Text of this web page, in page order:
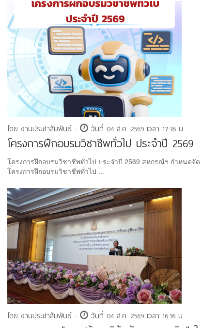
โดย งานประชาสัมพันธ์ - วันที่ 04 ส.ค. 2569 เวลา 17:36 น.
โครงการฝึกอบรมวิชาชีพทั่วไป ประจำปี 2569
โครงการฝึกอบรมวิชาชีพทั่วไป ประจำปี 2569 สหกรณ์ฯ กำหนดจัด
โครงการฝึกอบรมวิชาชีพทั่วไป ...
โดย งานประชาสัมพันธ์ - วันที่ 04 ส.ค. 2569 เวลา 16:16 น.